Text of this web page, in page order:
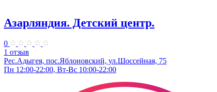
Азарляндия. ​Детский центр.
0
1 отзыв
Рес.Адыгея, пос.Яблоновский, ул.Шоссейная, 75
Пн 12:00-22:00, Вт-Вс 10:00-22:00